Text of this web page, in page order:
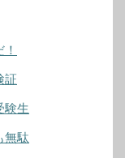
証
験生
無駄